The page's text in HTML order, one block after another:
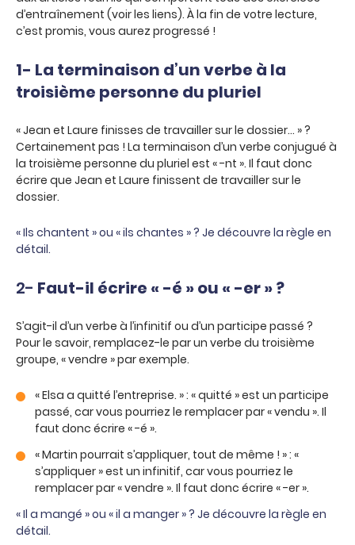
d’entraînement (voir les liens). À la fin de votre lecture,
c’est promis, vous aurez progressé !
1- La terminaison d’un verbe à la
troisième personne du pluriel
« Jean et Laure finisses de travailler sur le dossier… » ?
Certainement pas ! La terminaison d’un verbe conjugué à
la troisième personne du pluriel est « -nt ». Il faut donc
écrire que Jean et Laure finissent de travailler sur le
dossier.
« Ils chantent » ou « ils chantes » ? Je découvre la règle en
détail.
2- Faut-il écrire « -é » ou « -er » ?
S’agit-il d’un verbe à l’infinitif ou d’un participe passé ?
Pour le savoir, remplacez-le par un verbe du troisième
groupe, « vendre » par exemple.
« Elsa a quitté l’entreprise. » : « quitté » est un participe
passé, car vous pourriez le remplacer par « vendu ». Il
faut donc écrire « -é ».
« Martin pourrait s’appliquer, tout de même ! » : «
s’appliquer » est un infinitif, car vous pourriez le
remplacer par « vendre ». Il faut donc écrire « -er ».
« Il a mangé » ou « il a manger » ? Je découvre la règle en
détail.